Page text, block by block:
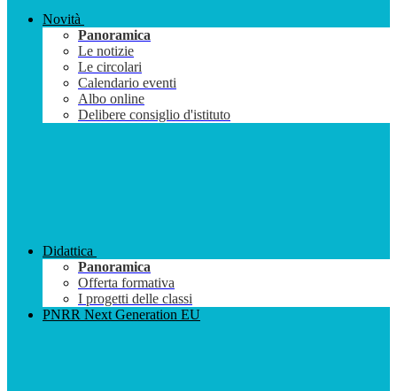
Novità
Panoramica
Le notizie
Le circolari
Calendario eventi
Albo online
Delibere consiglio d'istituto
Didattica
Panoramica
Offerta formativa
I progetti delle classi
PNRR Next Generation EU